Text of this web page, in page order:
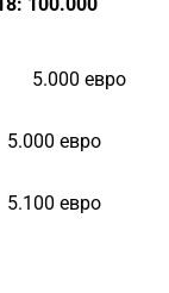
5.000 евро
евро
евро